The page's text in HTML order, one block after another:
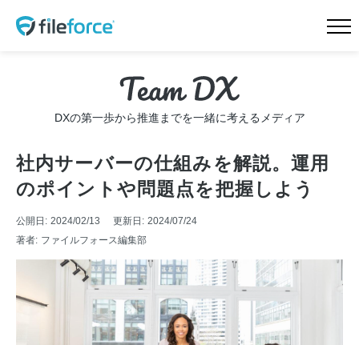
電帳法
新機能 TaskFlow™
新機能 ランサムウェア対
策
料金プラン
会社概要 ニュース
Teamd DX お問合せ
DXの第一歩から推進までを一緒に考えるメディア
社内サーバーの仕組みを解説。運用
のポイントや問題点を把握しよう
公開日: 2024/02/13 更新日: 2024/07/24
著者: ファイルフォース編集部